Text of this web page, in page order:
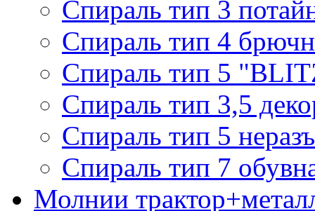
Спираль тип 3
Спираль тип 4
Спираль тип 5
Спираль тип 3,5
Спираль тип 5
Спираль тип 7
Молнии